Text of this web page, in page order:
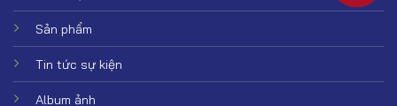
Sản phẩm
Tin tức sự kiện
Album ảnh